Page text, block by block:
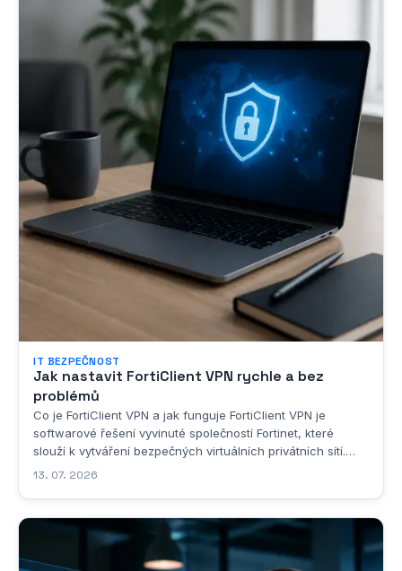
IT BEZPEČNOST
Jak nastavit FortiClient VPN rychle a bez
problémů
Co je FortiClient VPN a jak funguje FortiClient VPN je
softwarové řešení vyvinuté společností Fortinet, které
slouží k vytváření bezpečných virtuálních privátních sítí.
Jedná se o klientskou aplikaci, která umožňuje uživatelům
13. 07. 2026